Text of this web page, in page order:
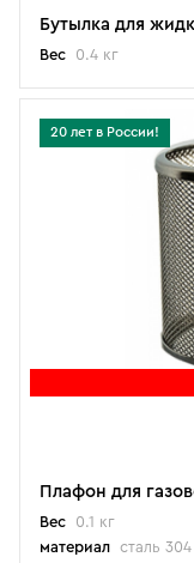
Бутылка для
Вес 0.4 кг
20 лет в России!
Плафон для
Вес
0.1 кг
материал
сталь 304